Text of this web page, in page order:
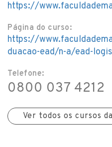
https://
Página do curso:
https://
duacao-ead/n-a/ead-
Telefone:
0800 037 4212
Ver todos os cursos